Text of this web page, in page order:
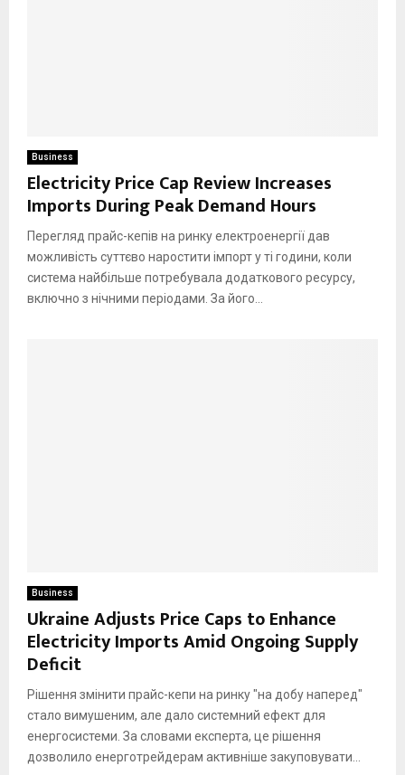
Business
Electricity Price Cap Review Increases
Imports During Peak Demand Hours
Перегляд прайс-кепів на ринку електроенергії дав
можливість суттєво наростити імпорт у ті години, коли
система найбільше потребувала додаткового ресурсу,
включно з нічними періодами. За його...
Business
Ukraine Adjusts Price Caps to Enhance
Electricity Imports Amid Ongoing Supply
Deficit
Рішення змінити прайс-кепи на ринку "на добу наперед"
стало вимушеним, але дало системний ефект для
енергосистеми. За словами експерта, це рішення
дозволило енерготрейдерам активніше закуповувати...